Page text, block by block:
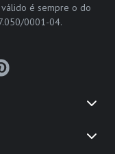
é sempre o do
0001-04.